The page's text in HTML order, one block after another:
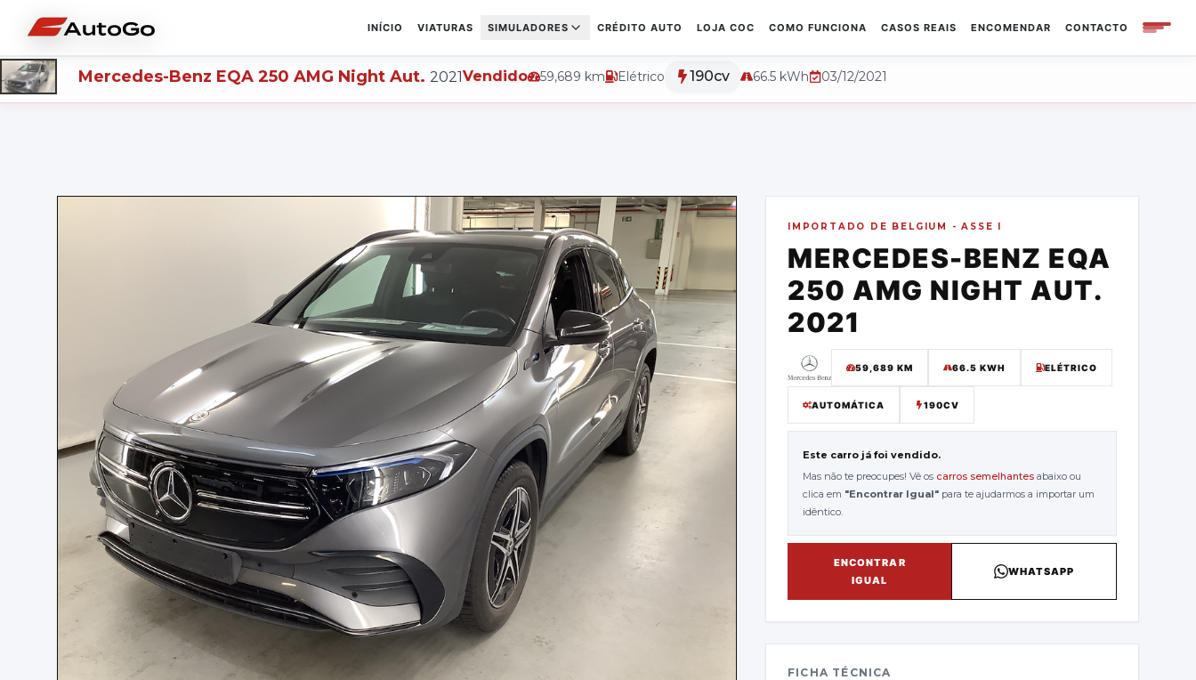
INÍCIO VIATURAS SIMULADORES CRÉDITO AUTO LOJA COC COMO FUNCIONA CASOS REAIS ENCOMENDAR CONTACTO
Mercedes-Benz EQA 250 AMG Night Aut. 2021Vendido 59,689 km Elétrico 190cv 66.5 kWh 03/12/2021
IMPORTADO DE BELGIUM - ASSE I
MERCEDES-BENZ EQA
250 AMG NIGHT AUT.
2021
59,689 KM 66.5 KWH ELÉTRICO
AUTOMÁTICA 190CV
Este carro já foi vendido.
Mas não te preocupes! Vê os carros semelhantes abaixo ou
clica em "Encontrar Igual" para te ajudarmos a importar um
idêntico.
ENCONTRAR
IGUAL
WHATSAPP
FICHA TÉCNICA